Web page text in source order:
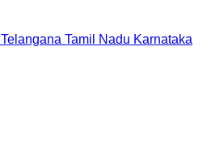
Telangana Tamil Nadu Karnataka